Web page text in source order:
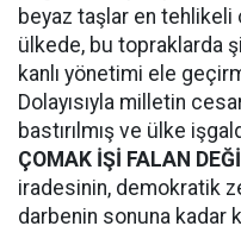
beyaz taşlar en tehlikeli
ülkede, bu topraklarda
kanlı yönetimi ele
Dolayısıyla milletin
bastırılmış ve ülke
ÇOMAK İŞİ FALAN
iradesinin, demokratik
darbenin sonuna kadar